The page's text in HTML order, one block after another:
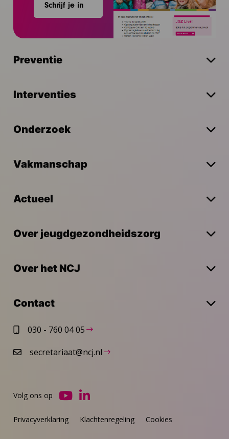
Schrijf je in
Preventie
Interventies
Onderzoek
Vakmanschap
Actueel
Over jeugdgezondheidszorg
Over het NCJ
Contact
030 - 760 04 05
secretariaat@ncj.nl
Privacyverklaring Klachtenregeling Cookies
Volg ons op
Ga
YouTube
Ga
LinkedIn